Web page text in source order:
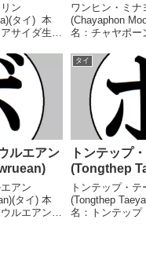
ン
タイ) 本
サイダ生年
敗1
IBFアジア
環太...
ワンヒン・ミナ
(Chayaphon
名：チャヤポー
籍：タイ戦績：
敗1無効試合 【
WBCミニマム
WBC...
ルエアン
アン
タイ) 本
ルエアン生
タイ
トンテップ
(Tongthep
トンテップ・テ
(Tongthep
名：トンテップ